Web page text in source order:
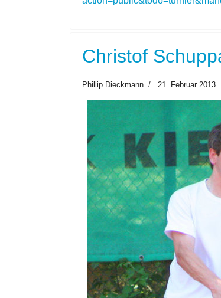
Christof
Phillip Dieckmann 21. Februar 2013